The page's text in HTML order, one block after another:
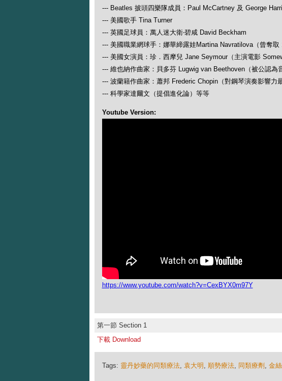
--- Beatles 披頭四樂隊成員：Paul McCartney 及 George
--- 美國歌手 Tina Turner
--- 英國足球員：萬人迷大衛‧碧咸 David Beckham
--- 美國職業網球手：娜華締露娃Martina Navratilova（曾奪取
--- 美國女演員：珍．西摩兒 Jane Seymour（主演電影
--- 維也納作曲家：貝多芬 Lugwig van Beethoven（被公認為
--- 波蘭籍作曲家：蕭邦 Frederic Chopin（對鋼琴演奏影響力
--- 科學家達爾文（提倡進化論）等等
Youtube Version:
https://www.youtube.com/watch?v=CexBYX0m97Y
第一節 Section 1
下載 Download
Tags: 靈丹妙藥的同類療法, 袁大明 , 順勢療法, 同類療劑 , 金